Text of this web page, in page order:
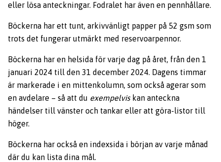
eller lösa anteckningar. Fodralet har även en pennhållare.
Böckerna har ett tunt, arkivvänligt papper på 52 gsm som
trots det fungerar utmärkt med reservoarpennor.
Böckerna har en helsida för varje dag på året, från den 1
januari 2024 till den 31 december 2024. Dagens timmar
är markerade i en mittenkolumn, som också agerar som
en avdelare – så att du exempelviskan anteckna
händelser till vänster och tankar eller att göra-listor till
höger.
Böckerna har också en indexsida i början av varje månad
där du kan lista dina mål.